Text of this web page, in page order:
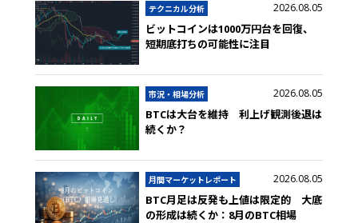
テクニカル分析 2026.08.05
ビットコインは1000万円台を回復、
短期底打ちの可能性に注目
市況・相場分析 2026.08.05
BTCは大台を維持 利上げ観測後退は
続くか？
月間マーケットレポート 2026.08.05
BTC月足は反発も上値は限定的 大底
の形成は続くか：8月のBTC相場